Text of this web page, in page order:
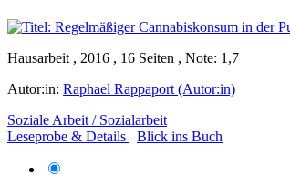
Hausarbeit , 2016 , 16 Seiten , Note: 1,7
Autor:in: Raphael Rappaport (Autor:in)
Soziale Arbeit / Sozialarbeit
Leseprobe & Details
Blick ins Buch